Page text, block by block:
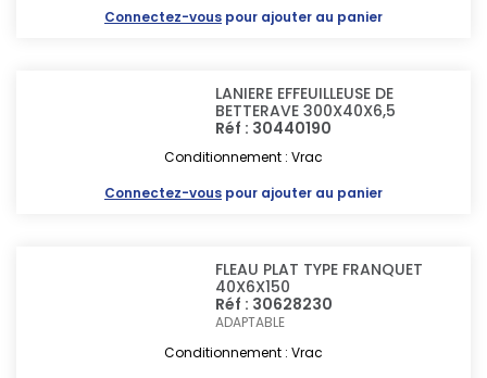
Connectez-vous pour ajouter au panier
LANIERE EFFEUILLEUSE DE
BETTERAVE 300X40X6,5
Réf : 30440190
Conditionnement : Vrac
Connectez-vous pour ajouter au panier
FLEAU PLAT TYPE FRANQUET
40X6X150
Réf : 30628230
ADAPTABLE
Conditionnement : Vrac